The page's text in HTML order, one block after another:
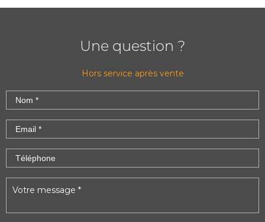
Une question ?
Hors service après vente